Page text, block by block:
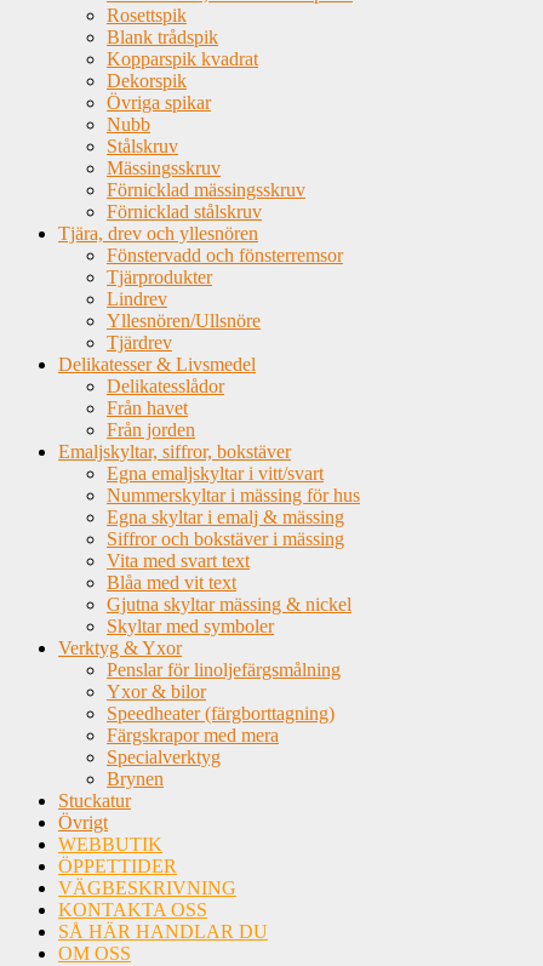
Rosettspik
Blank trådspik
Kopparspik kvadrat
Dekorspik
Övriga spikar
Nubb
Stålskruv
Mässingsskruv
Förnicklad mässingsskruv
Förnicklad stålskruv
Tjära, drev och yllesnören
Fönstervadd och fönsterremsor
Tjärprodukter
Lindrev
Yllesnören/Ullsnöre
Tjärdrev
Delikatesser & Livsmedel
Delikatesslådor
Från havet
Från jorden
Emaljskyltar, siffror, bokstäver
Egna emaljskyltar i vitt/svart
Nummerskyltar i mässing för hus
Egna skyltar i emalj & mässing
Siffror och bokstäver i mässing
Vita med svart text
Blåa med vit text
Gjutna skyltar mässing & nickel
Skyltar med symboler
Verktyg & Yxor
Penslar för linoljefärgsmålning
Yxor & bilor
Speedheater (färgborttagning)
Färgskrapor med mera
Specialverktyg
Brynen
Stuckatur
Övrigt
WEBBUTIK
ÖPPETTIDER
VÄGBESKRIVNING
KONTAKTA OSS
SÅ HÄR HANDLAR DU
OM OSS